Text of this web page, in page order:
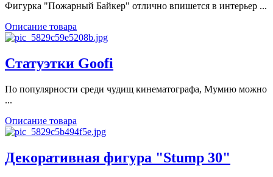
Фигурка "Пожарный Байкер" отлично впишется в интерьер ...
Описание товара
Статуэтки Goofi
По популярности среди чудищ кинематографа, Мумию можно
...
Описание товара
Декоративная фигура "Stump 30"